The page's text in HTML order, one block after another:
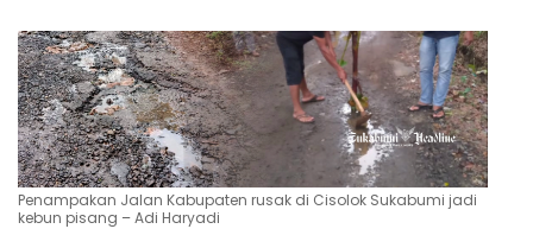
Penampakan Jalan Kabupaten rusak di Cisolok Sukabumi jadi
kebun pisang – Adi Haryadi